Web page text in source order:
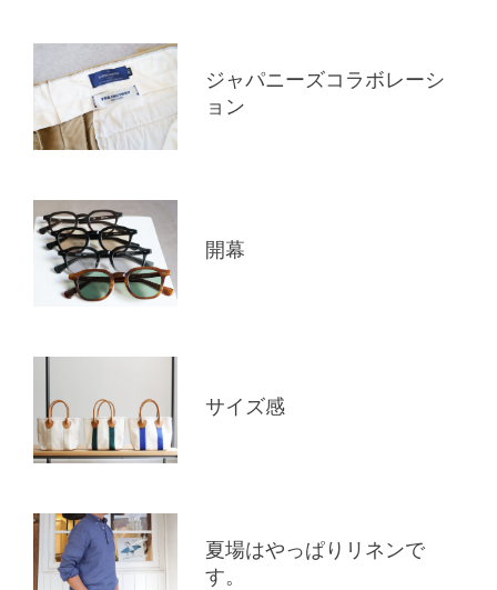
ジャパニーズコラボレーシ
ョン
開幕
サイズ感
夏場はやっぱりリネンで
す。